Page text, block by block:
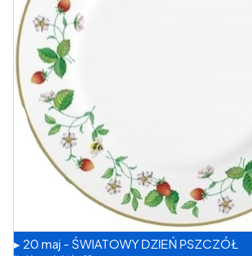
▸ 20 maj - ŚWIATOWY DZIEŃ PSZCZÓŁ